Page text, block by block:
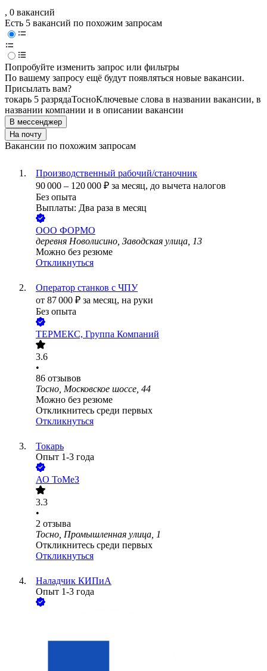
, 0 вакансий
Есть 5 вакансий по похожим запросам
Попробуйте изменить запрос или фильтры
По вашему запросу ещё будут появляться новые вакансии.
Присылать вам?
токарь 5 разрядаТосноКлючевые слова в названии вакансии, в
названии компании и в описании вакансии
В мессенджер
На почту
Вакансии по похожим запросам
Производственный рабочий/станочник
90 000 – 120 000 ₽ за месяц, до вычета налогов
Без опыта
Выплаты: Два раза в месяц
ООО ФОРМО
деревня Новолисино, Заводская улица, 13
Можно без резюме
Откликнуться
Оператор станков с ЧПУ
от 87 000 ₽ за месяц, на руки
Без опыта
ТЕРМЕКС, Группа Компаний
3.6
•
86 отзывов
Тосно, Московское шоссе, 44
Можно без резюме
Откликнитесь среди первых
Откликнуться
Токарь
Опыт 1-3 года
АО ТоМеЗ
3.3
•
2 отзыва
Тосно, Промышленная улица, 1
Откликнитесь среди первых
Откликнуться
Наладчик КИПиА
Опыт 1-3 года